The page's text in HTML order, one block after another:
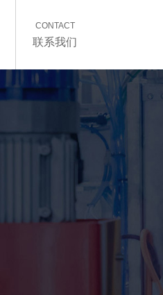
CONTACT
联系我们